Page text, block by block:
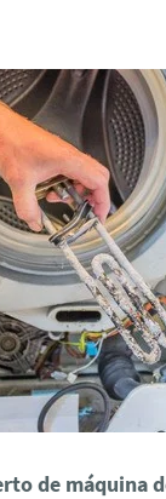
de máquina